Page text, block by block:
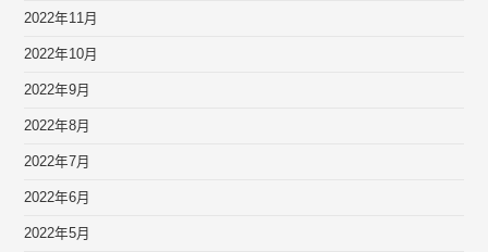
2022年11月
2022年10月
2022年9月
2022年8月
2022年7月
2022年6月
2022年5月